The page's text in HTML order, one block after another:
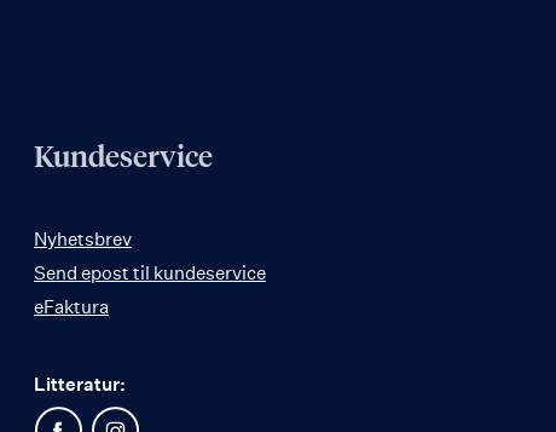
Kundeservice
Nyhetsbrev
Send epost til kundeservice
eFaktura
Litteratur: